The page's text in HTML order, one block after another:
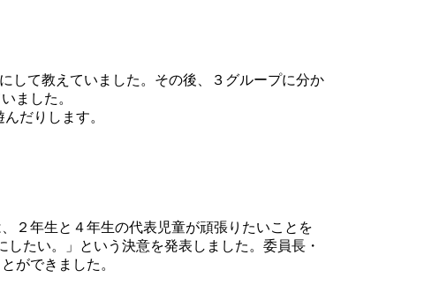
して教えていました。その後、３グループに分か
ました。
だりします。
２年生と４年生の代表児童が頑張りたいことを
たい。」という決意を発表しました。委員長・
ができました。